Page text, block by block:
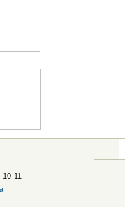
11